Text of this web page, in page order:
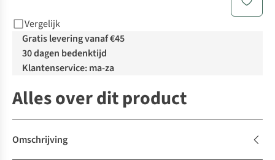
Vergelijk
Gratis levering vanaf €45
30 dagen bedenktijd
Klantenservice: ma-za
Alles over dit product
Omschrijving